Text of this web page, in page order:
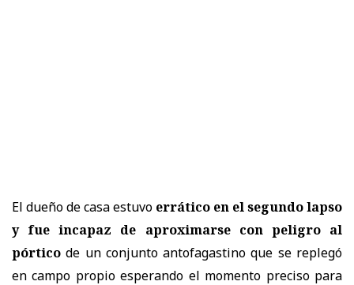
El dueño de casa estuvo errático en el segundo lapso
y fue incapaz de aproximarse con peligro al
pórtico de un conjunto antofagastino que se replegó
en campo propio esperando el momento preciso para